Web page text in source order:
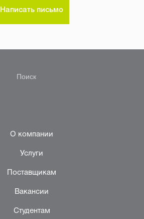
Написать письмо
О компании
Услуги
Поставщикам
Вакансии
Студентам